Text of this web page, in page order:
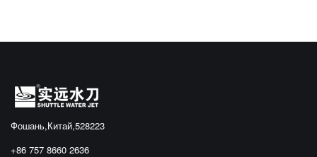
Фошань,Китай,528223
+86 757 8660 2636